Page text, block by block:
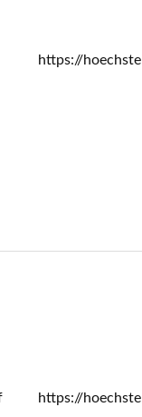
https://
https://